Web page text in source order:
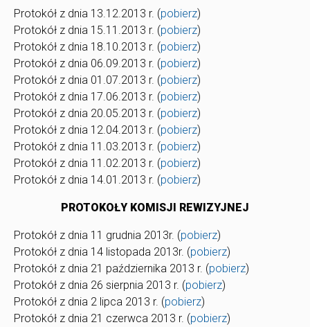
Protokół z dnia 13.12.2013 r. (pobierz)
Protokół z dnia 15.11.2013 r. (pobierz)
Protokół z dnia 18.10.2013 r. (pobierz)
Protokół z dnia 06.09.2013 r. (pobierz)
Protokół z dnia 01.07.2013 r. (pobierz)
Protokół z dnia 17.06.2013 r. (pobierz)
Protokół z dnia 20.05.2013 r. (pobierz)
Protokół z dnia 12.04.2013 r. (pobierz)
Protokół z dnia 11.03.2013 r. (pobierz)
Protokół z dnia 11.02.2013 r. (pobierz)
Protokół z dnia 14.01.2013 r. (pobierz)
PROTOKOŁY KOMISJI REWIZYJNEJ
Protokół z dnia 11 grudnia 2013r. (pobierz)
Protokół z dnia 14 listopada 2013r. (pobierz)
Protokół z dnia 21 października 2013 r. (pobierz)
Protokół z dnia 26 sierpnia 2013 r. (pobierz)
Protokół z dnia 2 lipca 2013 r. (pobierz)
Protokół z dnia 21 czerwca 2013 r. (pobierz)